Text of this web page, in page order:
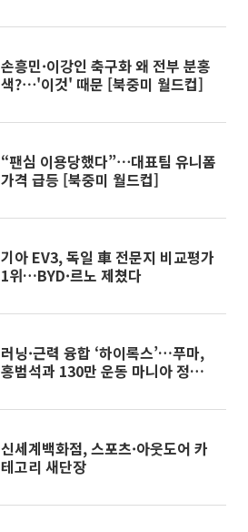
손흥민·이강인 축구화 왜 전부 분홍
색?⋯'이것' 때문 [북중미 월드컵]
“팬심 이용당했다”⋯대표팀 유니폼
가격 급등 [북중미 월드컵]
기아 EV3, 독일 車 전문지 비교평가
1위…BYD·르노 제쳤다
러닝·근력 융합 ‘하이록스’…푸마,
홍범석과 130만 운동 마니아 정조준
신세계백화점, 스포츠·아웃도어 카
테고리 새단장